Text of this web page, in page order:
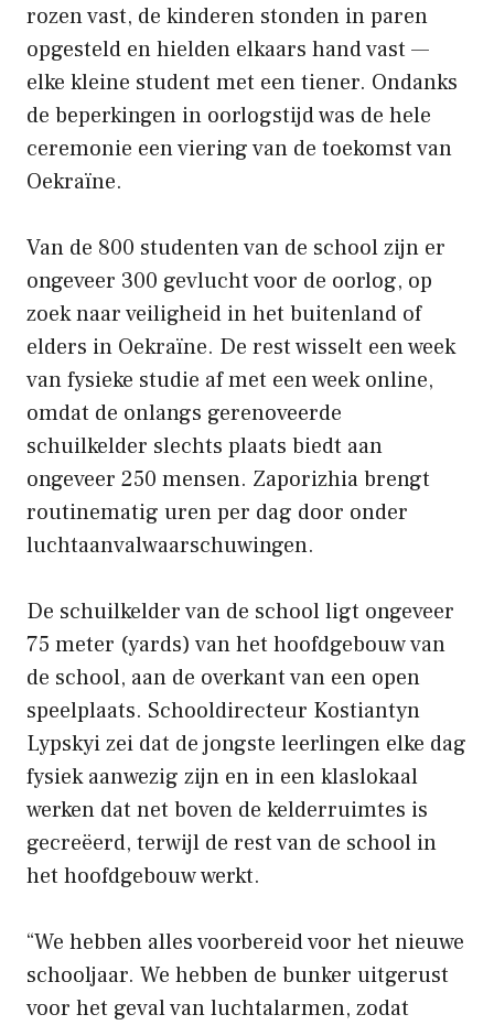
rozen vast, de kinderen stonden in paren
opgesteld en hielden elkaars hand vast —
elke kleine student met een tiener. Ondanks
de beperkingen in oorlogstijd was de hele
ceremonie een viering van de toekomst van
Oekraïne.
Van de 800 studenten van de school zijn er
ongeveer 300 gevlucht voor de oorlog, op
zoek naar veiligheid in het buitenland of
elders in Oekraïne. De rest wisselt een week
van fysieke studie af met een week online,
omdat de onlangs gerenoveerde
schuilkelder slechts plaats biedt aan
ongeveer 250 mensen. Zaporizhia brengt
routinematig uren per dag door onder
luchtaanvalwaarschuwingen.
De schuilkelder van de school ligt ongeveer
75 meter (yards) van het hoofdgebouw van
de school, aan de overkant van een open
speelplaats. Schooldirecteur Kostiantyn
Lypskyi zei dat de jongste leerlingen elke dag
fysiek aanwezig zijn en in een klaslokaal
werken dat net boven de kelderruimtes is
gecreëerd, terwijl de rest van de school in
het hoofdgebouw werkt.
“We hebben alles voorbereid voor het nieuwe
schooljaar. We hebben de bunker uitgerust
voor het geval van luchtalarmen, zodat